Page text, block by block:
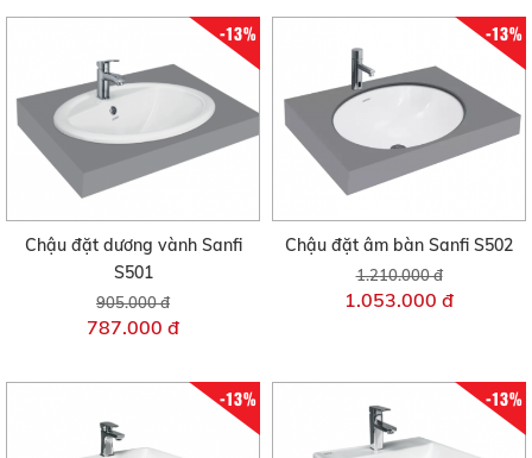
-13%
Chậu đặt dương vành Sanfi
S501
905.000 đ
787.000 đ
-13%
Chậu đặt âm bàn Sanfi S502
1.210.000 đ
1.053.000 đ
-13% -13%